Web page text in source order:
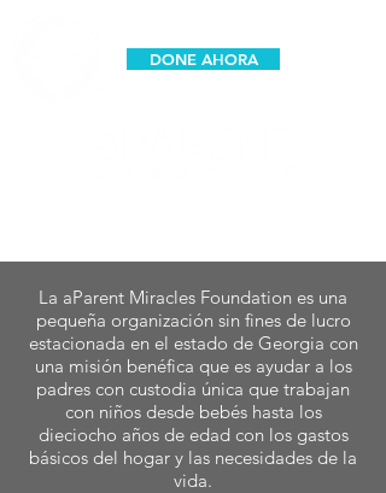
DONE AHORA
La aParent Miracles Foundation es una
pequeña organización sin fines de lucro
estacionada en el estado de Georgia con
una misión benéfica que es ayudar a los
padres con custodia única que trabajan
con niños desde bebés hasta los
dieciocho años de edad con los gastos
básicos del hogar y las necesidades de la
vida.